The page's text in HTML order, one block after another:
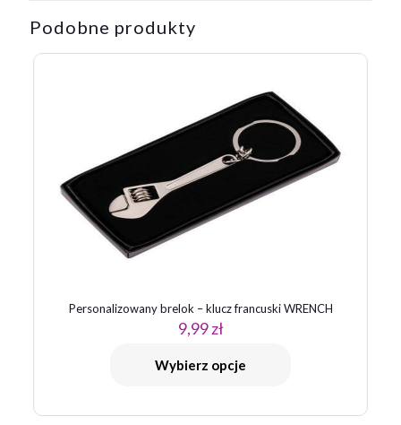
Podobne produkty
Personalizowany brelok – klucz francuski WRENCH
9,99zł
Wybierz opcje